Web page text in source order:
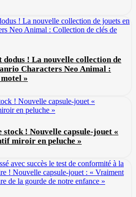
dodus ! La nouvelle collection de
Characters Neo Animal :
»
! Nouvelle capsule-jouet «
miroir en peluche »